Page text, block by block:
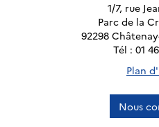
1/7, rue
Parc de la
92298
Tél : 01
Plan
Nous